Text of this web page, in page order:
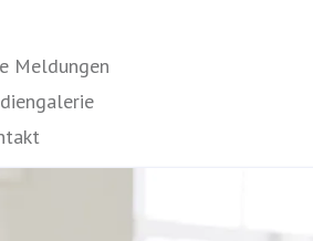
Meldungen